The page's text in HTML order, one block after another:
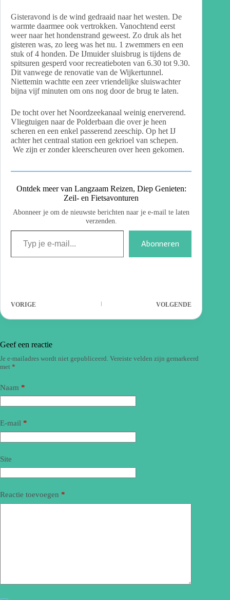
Gisteravond is de wind gedraaid naar het westen. De
warmte daarmee ook vertrokken. Vanochtend eerst
weer naar het hondenstrand geweest. Zo druk als het
gisteren was, zo leeg was het nu. 1 zwemmers en een
stuk of 4 honden. De IJmuider sluisbrug is tijdens de
spitsuren gesperd voor recreatieboten van 6.30 tot 9.30.
Dit vanwege de renovatie van de Wijkertunnel.
Niettemin wachtte een zeer vriendelijke sluiswachter
bijna vijf minuten om ons nog door de brug te laten.
De tocht over het Noordzeekanaal weinig enerverend.
Vliegtuigen naar de Polderbaan die over je heen
scheren en een enkel passerend zeeschip. Op het IJ
achter het centraal station een gekrioel van schepen.
We zijn er zonder kleerscheuren over heen gekomen.
Ontdek meer van Langzaam Reizen, Diep Genieten:
Zeil- en Fietsavonturen
Abonneer je om de nieuwste berichten naar je e-mail te laten
verzenden.
Abonneren
VORIGE VOLGENDE
Geef een reactie
Je e-mailadres wordt niet gepubliceerd. Vereiste velden zijn gemarkeerd
met *
Naam *
E-mail *
Site
Reactie toevoegen *